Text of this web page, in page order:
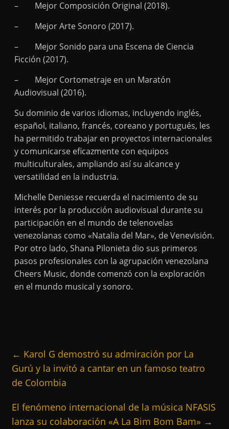
– Mejor Composición Original (2018).
– Mejor Arte Sonoro (2017).
– Mejor Sonido para una Escena de Ciencia
Ficción (2017).
– Mejor Cortometraje en un Maratón
Audiovisual (2016).
Su dominio de varios idiomas, incluyendo inglés,
español, italiano, francés, coreano y portugués, les
ha permitido trabajar en proyectos internacionales
y comunicarse eficazmente con equipos
multiculturales, ampliando así su alcance y
versatilidad en la industria.
Michelle Deniesse recuerda el nacimiento de su
interés por la producción audiovisual durante su
participación en el mundo de telenovelas
venezolanas como «Natalia del Mar», de Venevisión.
Por otro lado, Shana Pilonieta dio sus primeros
pasos profesionales con la agrupación venezolana
Cheers Music, donde comenzó con la exploración
en el mundo musical y sonoro.
← Karol G demostró su admiración por La
Gurú y la invitó a cantar en un famoso teatro
de Colombia
El fenómeno internacional de la música NFASIS
lanza su colaboración «A La Bim Bom Bam» →